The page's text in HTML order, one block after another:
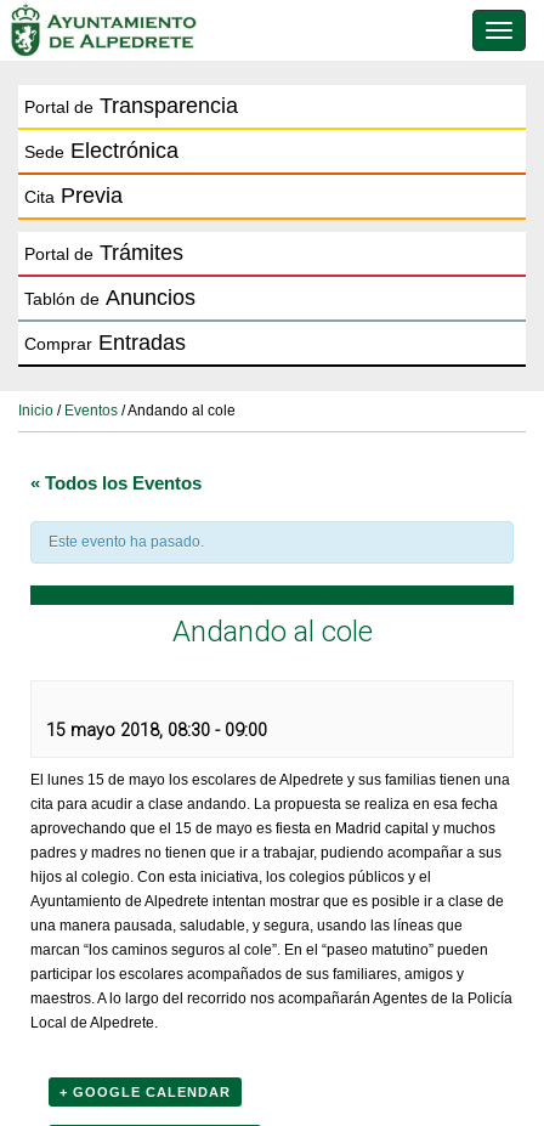
de
Portal de Transparencia
Sede Electrónica
Cita Previa
Portal de Trámites
Tablón de Anuncios
Comprar Entradas
Inicio / Eventos / Andando al cole
« Todos los Eventos
Este evento ha pasado.
Andando al cole
15 mayo 2018, 08:30 - 09:00
El lunes 15 de mayo los escolares de Alpedrete y sus familias tienen una
cita para acudir a clase andando. La propuesta se realiza en esa fecha
aprovechando que el 15 de mayo es fiesta en Madrid capital y muchos
padres y madres no tienen que ir a trabajar, pudiendo acompañar a sus
hijos al colegio. Con esta iniciativa, los colegios públicos y el
Ayuntamiento de Alpedrete intentan mostrar que es posible ir a clase de
una manera pausada, saludable, y segura, usando las líneas que
marcan “los caminos seguros al cole”. En el “paseo matutino” pueden
participar los escolares acompañados de sus familiares, amigos y
maestros. A lo largo del recorrido nos acompañarán Agentes de la Policía
Local de Alpedrete.
+ GOOGLE CALENDAR